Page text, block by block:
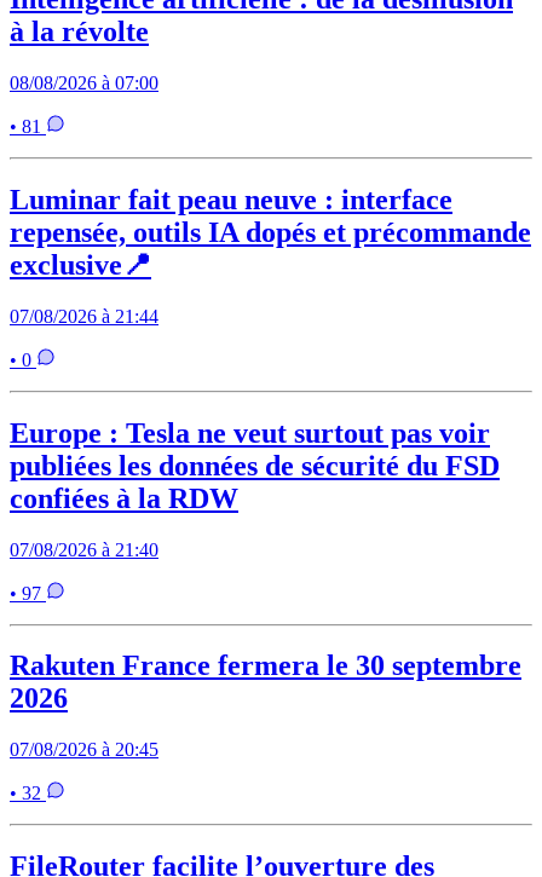
à la révolte
08/08/2026 à 07:00
• 81
Luminar fait peau neuve : interface
repensée, outils IA dopés et précommande
exclusive📍
07/08/2026 à 21:44
• 0
Europe : Tesla ne veut surtout pas voir
publiées les données de sécurité du FSD
confiées à la RDW
07/08/2026 à 21:40
• 97
Rakuten France fermera le 30 septembre
2026
07/08/2026 à 20:45
• 32
FileRouter facilite l’ouverture des